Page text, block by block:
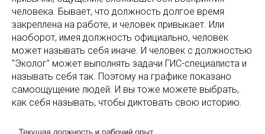
человека. Бывает, что должность долгое время
закреплена на работе, и человек привыкает. Или
наоборот, имея должность официально, человек
может называть себя иначе. И человек с должностью
"Эколог" может выполнять задачи ГИС-специалиста и
называть себя так. Поэтому на графике показано
самоощущение людей. И вы тоже можете выбрать,
как себя называть, чтобы диктовать свою историю.